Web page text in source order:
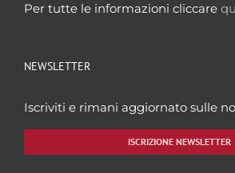
Per tutte le informazioni cliccare
NEWSLETTER
Iscriviti e rimani aggiornato sulle
ISCRIZIONE NEWSLETTER